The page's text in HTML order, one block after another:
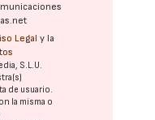
Legal y la
S.L.U.
de usuario.
la misma o